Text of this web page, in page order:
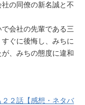
の同僚の新名誠と不
会社の先輩である三
ぐに後悔し、みちに
、みちの態度に違和
２２話【感想・ネタバ